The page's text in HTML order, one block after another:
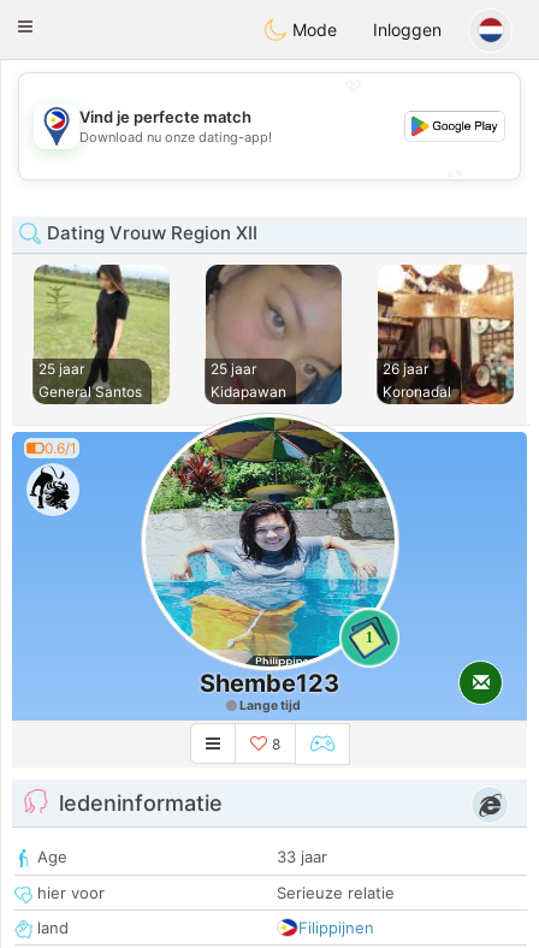
PhilippinesChat
Toggle
Mode Inloggen
💖
💕
Vind je perfecte match
Download nu onze dating-app!
Dating Vrouw Region XII
25 jaar
General Santos
25 jaar
Kidapawan
26 jaar
Koronadal
0.6/1
1
Shembe123
Lange tijd
8
ledeninformatie
Age
33 jaar
hier voor
Serieuze relatie
land
Filippijnen